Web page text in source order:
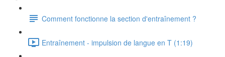
Comment fonctionne la section d'entraînement ?
Entraînement - impulsion de langue en T (1:19)